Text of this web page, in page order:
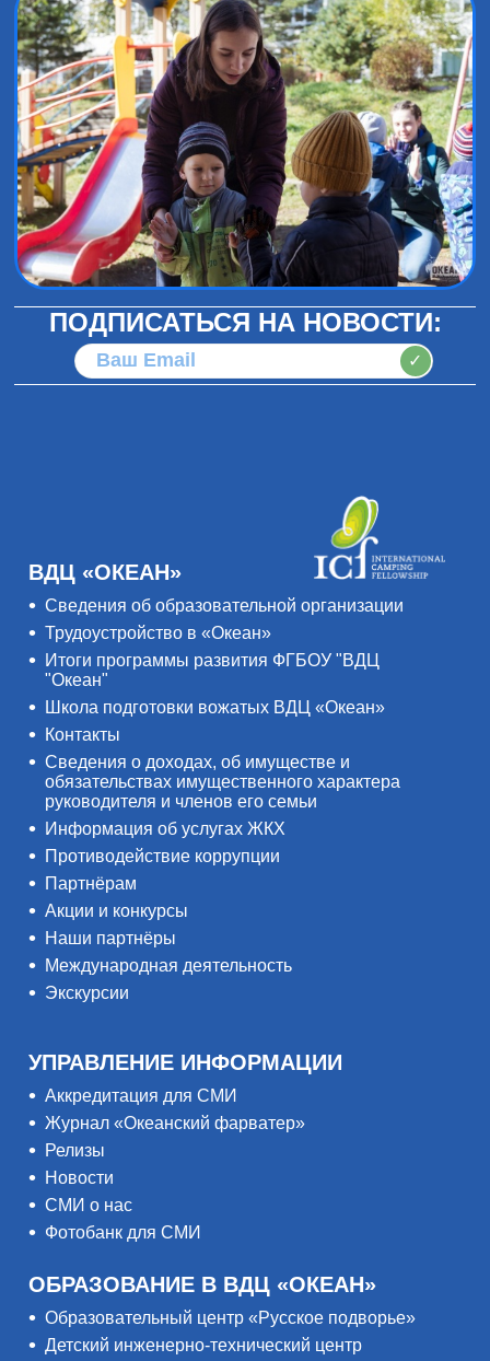
ПОДПИСАТЬСЯ НА НОВОСТИ:
✓
ВДЦ «ОКЕАН»
Сведения об образовательной организации
Трудоустройство в «Океан»
Итоги программы развития ФГБОУ "ВДЦ
"Океан"
Школа подготовки вожатых ВДЦ «Океан»
Контакты
Сведения о доходах, об имуществе и
обязательствах имущественного характера
руководителя и членов его семьи
Информация об услугах ЖКХ
Противодействие коррупции
Партнёрам
Акции и конкурсы
Наши партнёры
Международная деятельность
Экскурсии
УПРАВЛЕНИЕ ИНФОРМАЦИИ
Аккредитация для СМИ
Журнал «Океанский фарватер»
Релизы
Новости
СМИ о нас
Фотобанк для СМИ
ОБРАЗОВАНИЕ В ВДЦ «ОКЕАН»
Образовательный центр «Русское подворье»
Детский инженерно-технический центр